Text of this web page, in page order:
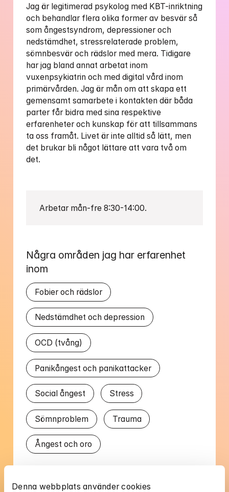
Denna webbplats använder cookies
Jag är legitimerad psykolog med KBT-inriktning
och behandlar flera olika former av besvär så
som ångestsyndrom, depressioner och
nedstämdhet, stressrelaterade problem,
sömnbesvär och rädslor med mera. Tidigare
har jag bland annat arbetat inom
vuxenpsykiatrin och med digital vård inom
primärvården. Jag är mån om att skapa ett
gemensamt samarbete i kontakten där båda
parter får bidra med sina respektive
erfarenheter och kunskap för att tillsammans
ta oss framåt. Livet är inte alltid så lätt, men
det brukar bli något lättare att vara två om
det.
Arbetar mån-fre 8:30-14:00.
Några områden jag har erfarenhet
inom
Fobier och rädslor
Nedstämdhet och depression
OCD (tvång)
Panikångest och panikattacker
Social ångest Stress
Sömnproblem Trauma
Ångest och oro